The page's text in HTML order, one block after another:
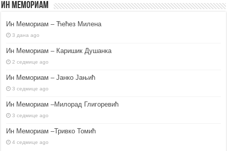
Ин Мемориам
Ин Мемориам – Ћећез Милена
3 дана ago
Ин Мемориам – Каришик Душанка
2 седмице ago
Ин Мемориам – Јанко Јањић
3 седмице ago
Ин Мемориам –Милорад Глигоревић
3 седмице ago
Ин Мемориам –Тривко Томић
4 седмице ago